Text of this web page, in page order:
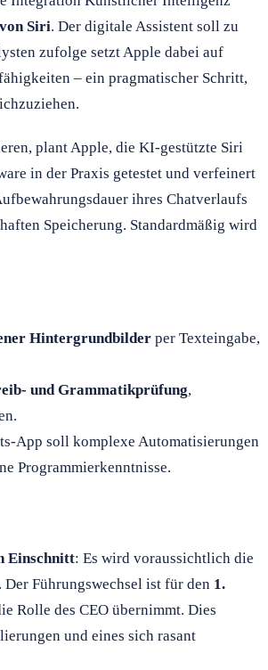
Siri. Der digitale Assistent soll zu
zufolge setzt Apple dabei auf
– ein pragmatischer Schritt,
plant Apple, die KI-gestützte Siri
in der Praxis getestet und verfeinert
ihres Chatverlaufs
Speicherung. Standardmäßig wird
Hintergrundbilderper Texteingabe,
und Grammatikprüfung,
App soll komplexe Automatisierungen
Programmierkenntnisse.
Einschnitt: Es wird voraussichtlich die
Der Führungswechsel ist für den 1.
Rolle des CEO übernimmt. Dies
und eines sich rasant